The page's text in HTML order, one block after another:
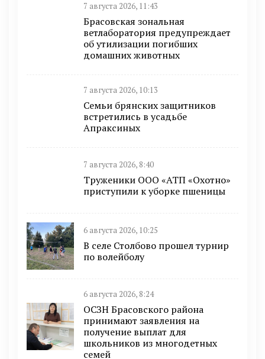
7 августа 2026, 11:43
Брасовская зональная
ветлаборатория предупреждает
об утилизации погибших
домашних животных
7 августа 2026, 10:13
Семьи брянских защитников
встретились в усадьбе
Апраксиных
7 августа 2026, 8:40
Труженики ООО «АТП «Охотно»
приступили к уборке пшеницы
6 августа 2026, 10:25
В селе Столбово прошел турнир
по волейболу
6 августа 2026, 8:24
ОСЗН Брасовского района
принимают заявления на
получение выплат для
школьников из многодетных
семей